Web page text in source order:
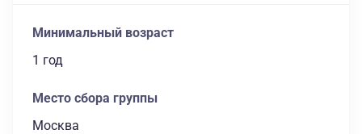
Минимальный возраст
1 год
Место сбора группы
Москва